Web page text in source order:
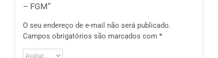
– FGM”
O seu endereço de e-mail não será publicado.
Campos obrigatórios são marcados com *